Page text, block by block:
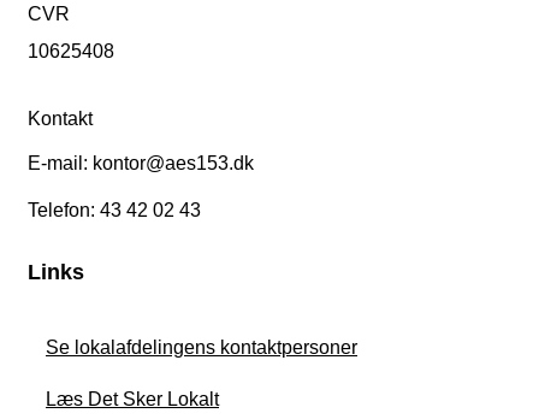
CVR
10625408
Kontakt
E-mail: kontor@aes153.dk
Telefon: 43 42 02 43
Links
Se lokalafdelingens kontaktpersoner
Læs Det Sker Lokalt